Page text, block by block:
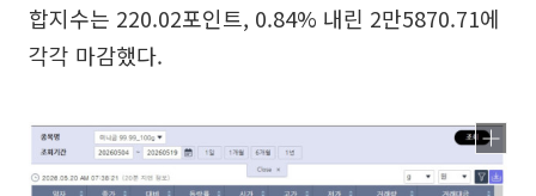
합지수는 220.02포인트, 0.84% 내린 2만5870.71에
각각 마감했다.